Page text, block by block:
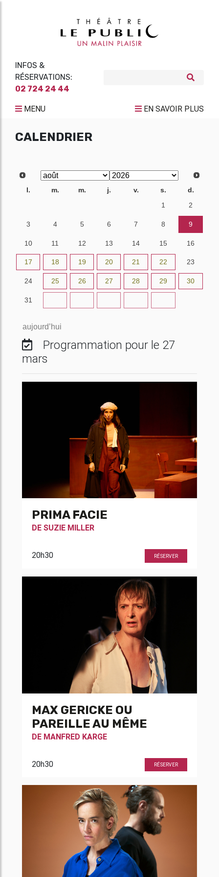
INFOS &
RÉSERVATIONS:
02 724 24 44
MENU EN SAVOIR PLUS
CALENDRIER
l. m. m. j. v. s.
d.
1 2
3 4 5 6 7 8 9
10 11 12 13 14 15 16
17 18 19 20 21 22 23
24 25 26 27 28 29 30
31
aujourd’hui
Programmation pour le 27
mars
PRIMA FACIE
DE SUZIE MILLER
20h30 RÉSERVER
MAX GERICKE OU
PAREILLE AU MÊME
DE MANFRED KARGE
20h30 RÉSERVER